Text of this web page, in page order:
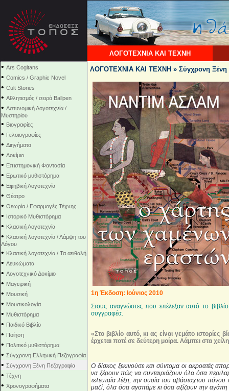
ΛΟΓΟΤΕΧΝΙΑ ΚΑΙ ΤΕΧΝΗ
• Ars Cogitans
• Comics / Graphic Novel
• Cult Stories
• Αθλητισμός / σειρά Ballpen
• Αστυνομική Λογοτεχνία /
Μυστηρίου
• Βιογραφίες
• Γελοιογραφίες
• Διηγήματα
• Δοκίμιο
• Επιστημονική Φαντασία
• Ερωτικό μυθιστόρημα
• Εφηβική Λογοτεχνία
• Θέατρο
• Θεωρία / Εφαρμογές Τέχνης
• Ιστορικό Μυθιστόρημα
• Κλασική Λογοτεχνία
• Κλασική λογοτεχνία / Λάμψη του
Λόγου
• Κλασική λογοτεχνία / Τα αειθαλή
• Λευκώματα
• Λογοτεχνικό Δοκίμιο
• Μαγειρική
• Μουσική
• Μουσικολογία
• Μυθιστόρημα
• Παιδικό Βιβλίο
• Ποίηση
• Πολιτικό μυθιστόρημα
• Σύγχρονη Ελληνική Πεζογραφία
• Σύγχρονη Ξένη Πεζογραφία
• Τέχνη
• Χρονογραφήματα
ΛΟΓΟΤΕΧΝΙΑ ΚΑΙ ΤΕΧΝΗ » Σύγχρονη Ξένη
1η Έκδοση: Ιούνιος 2010
Στους αναγνώστες που επέλεξαν αυτό το
συγγραφέα.
«Στο βιβλίο αυτό, κι ας είναι γεμάτο ιστορίες
έρχεται ποτέ σε δεύτερη μοίρα. Λάμπει στα
Ο δίσκος ξεκινούσε και σύντομα οι ακροατές
να ξέρουν πώς να συνταιριάζουν όλα όσα
τελευταία λέξη, την ουσία του αβάσταχτου
μαζί, όλα όσα αγαπάμε κι όσα αξίζουν την